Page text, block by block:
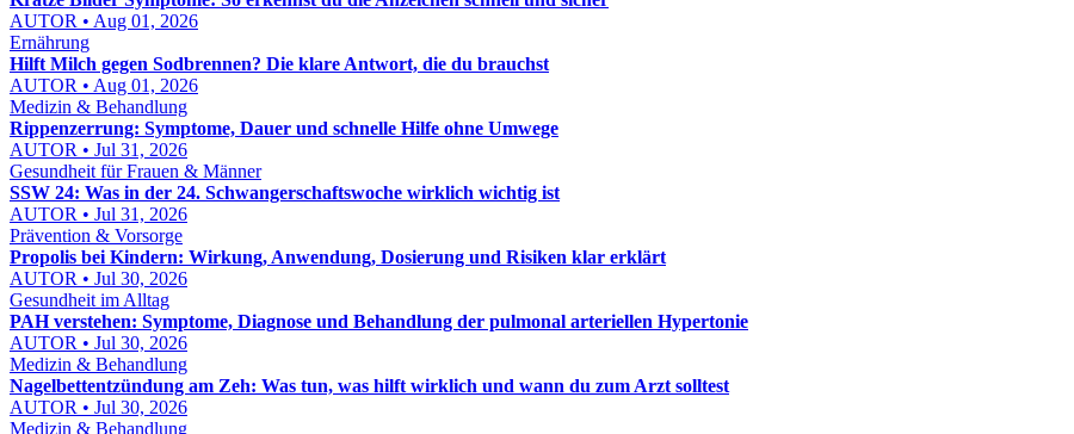
AUTOR • Aug 01, 2026
Ernährung
Hilft Milch gegen Sodbrennen? Die klare Antwort, die du brauchst
AUTOR • Aug 01, 2026
Medizin & Behandlung
Rippenzerrung: Symptome, Dauer und schnelle Hilfe ohne Umwege
AUTOR • Jul 31, 2026
Gesundheit für Frauen & Männer
SSW 24: Was in der 24. Schwangerschaftswoche wirklich wichtig ist
AUTOR • Jul 31, 2026
Prävention & Vorsorge
Propolis bei Kindern: Wirkung, Anwendung, Dosierung und Risiken klar erklärt
AUTOR • Jul 30, 2026
Gesundheit im Alltag
PAH verstehen: Symptome, Diagnose und Behandlung der pulmonal arteriellen Hypertonie
AUTOR • Jul 30, 2026
Medizin & Behandlung
Nagelbettentzündung am Zeh: Was tun, was hilft wirklich und wann du zum Arzt solltest
AUTOR • Jul 30, 2026
Medizin & Behandlung